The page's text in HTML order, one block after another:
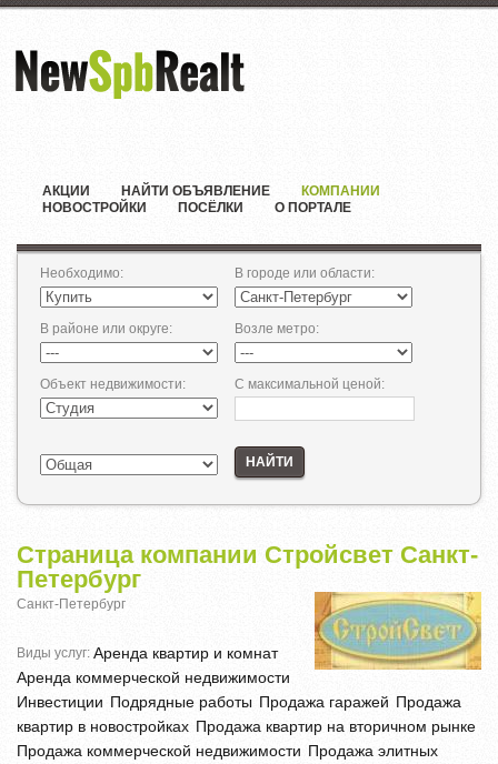
АКЦИИ НАЙТИ ОБЪЯВЛЕНИЕ
КОМПАНИИ
НОВОСТРОЙКИ
ПОСЁЛКИ О ПОРТАЛЕ
Необходимо: В городе или области:
В районе или округе: Возле метро:
Объект недвижимости: С максимальной ценой:
НАЙТИ
Страница компании Стройсвет Санкт-
Петербург
Санкт-Петербург
Виды услуг: Аренда квартир и комнат
Аренда коммерческой недвижимости
Инвестиции Подрядные работы Продажа гаражей Продажа
квартир в новостройках Продажа квартир на вторичном рынке
Продажа коммерческой недвижимости Продажа элитных